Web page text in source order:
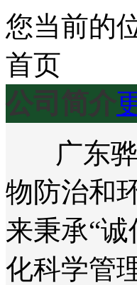
您当前的
首页
公司简介
广东骅
物防治和
来秉承“
化科学管